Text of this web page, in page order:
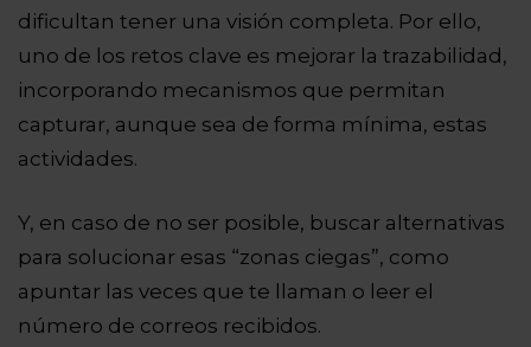
dificultan tener una visión completa. Por ello,
uno de los retos clave es mejorar la trazabilidad,
incorporando mecanismos que permitan
capturar, aunque sea de forma mínima, estas
actividades.
Y, en caso de no ser posible, buscar alternativas
para solucionar esas “zonas ciegas”, como
apuntar las veces que te llaman o leer el
número de correos recibidos.